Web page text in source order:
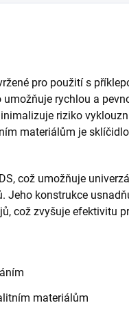
pro použití s
rychlou a
riziko
materiálům je
což umožňuje
Jeho konstrukce
což zvyšuje efektivitu
materiálům